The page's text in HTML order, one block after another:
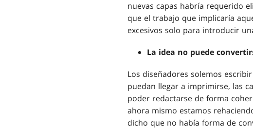
nuevas capas habría requerido
que el trabajo que implicaría
excesivos solo para introducir
La idea no puede
Los diseñadores solemos
puedan llegar a imprimirse, las
poder redactarse de forma
ahora mismo estamos
dicho que no había forma de